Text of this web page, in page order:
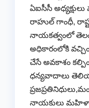
ఏఐసీసీ అధ్యక్షులు
రాహుల్ గాంధీ,
నాయకత్వంలో
అధికారంలోకి
చేసే అవకాశం
ధన్యవాదాలు
నాయకులు మహిళా